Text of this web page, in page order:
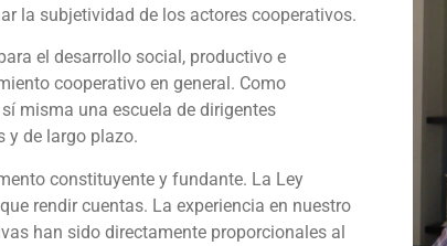
la subjetividad de los actores cooperativos.
el desarrollo social, productivo e
cooperativo en general. Como
misma una escuela de dirigentes
y de largo plazo.
constituyente y fundante. La Ley
rendir cuentas. La experiencia en nuestro
han sido directamente proporcionales al